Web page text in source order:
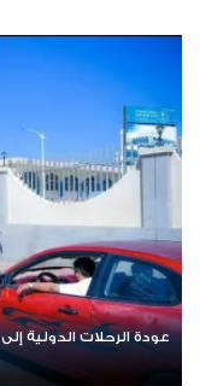
عودة الرحلات الدولية